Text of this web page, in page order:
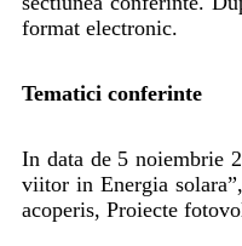
format electronic.
Tematici conferinte
In data de 5 noiembrie
viitor in Energia
acoperis, Proiecte